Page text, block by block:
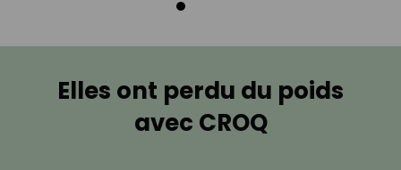
Elles ont perdu du poids
avec CROQ